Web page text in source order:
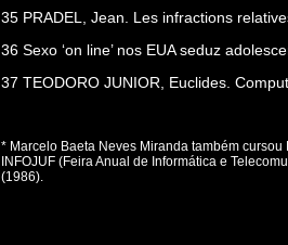
35 PRADEL, Jean. Les infractions
36 Sexo ‘on line’ nos EUA seduz
37 TEODORO JUNIOR, Euclides.
* Marcelo Baeta Neves Miranda também
INFOJUF (Feira Anual de Informática e
(1986).